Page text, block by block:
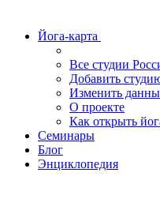
Йога-карта
Все студии
Добавить
Изменить
О проекте
Как открыть
Семинары
Блог
Энциклопедия